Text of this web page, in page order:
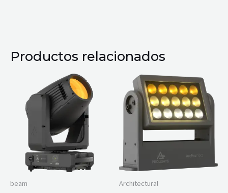
Productos relacionados
beam Architectural